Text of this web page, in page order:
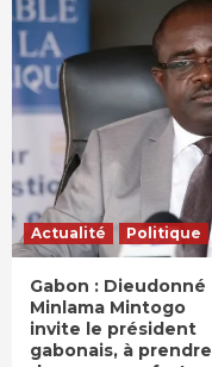
Actualité Politique
Gabon : Dieudonné
Minlama Mintogo
invite le président
gabonais, à prendre